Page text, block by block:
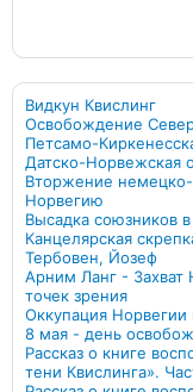
Видкун Квислинг
Освобождение
Петсамо-
Датско-Норвежская
Вторжение
Норвегию
Высадка союзников
Канцелярская
Тербовен, Йозеф
Арним Ланг - Захват
точек зрения
Оккупация Норвегии
8 мая - день
Рассказ о книге
тени Квислинга».